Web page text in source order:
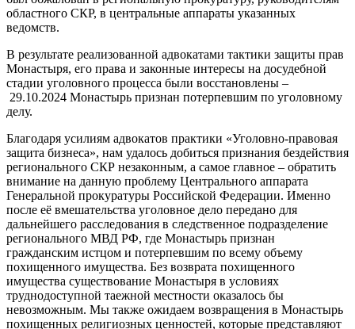
областного СКР, в центральные аппараты указанных
ведомств.
В результате реализованной адвокатами тактики защиты прав
Монастыря, его права и законные интересы на досудебной
стадии уголовного процесса были восстановлены –
29.10.2024 Монастырь признан потерпевшим по уголовному
делу.
Благодаря усилиям адвокатов практики «Уголовно-правовая
защита бизнеса», нам удалось добиться признания бездействия
регионального СКР незаконным, а самое главное – обратить
внимание на данную проблему Центрального аппарата
Генеральной прокуратуры Российской Федерации. Именно
после её вмешательства уголовное дело передано для
дальнейшего расследования в следственное подразделение
регионального МВД РФ, где Монастырь признан
гражданским истцом и потерпевшим по всему объему
похищенного имущества. Без возврата похищенного
имущества существование Монастыря в условиях
труднодоступной таежной местности оказалось бы
невозможным. Мы также ожидаем возвращения в Монастырь
похищенных религиозных ценностей, которые представляют